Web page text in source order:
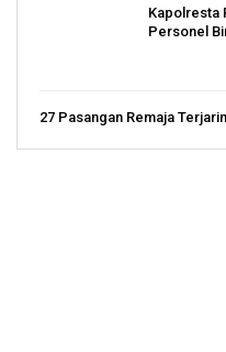
Kapolresta
Personel
27 Pasangan Remaja